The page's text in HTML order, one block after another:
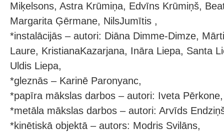
Miķelsons, Astra Krūmiņa, Edvīns Krūmiņš,
Margarita Ģērmane, NilsJumītis ,
*instalācijās – autori: Diāna Dimme-Dimze,
Laure, KristianaKazarjana, Ināra Liepa, Santa
Uldis Liepa,
*gleznās – Karinē Paronyanc,
*papīra mākslas darbos – autori: Iveta Pērkone,
*metāla mākslas darbos – autori: Arvīds
*kinētiskā objektā – autors: Modris Svilāns,